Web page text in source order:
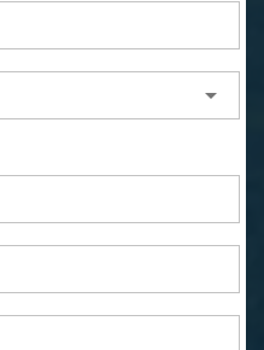
arrow_drop_down